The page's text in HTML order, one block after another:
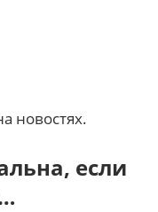
новостях.
если